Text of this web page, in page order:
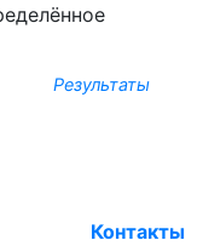
Результаты
Контакты